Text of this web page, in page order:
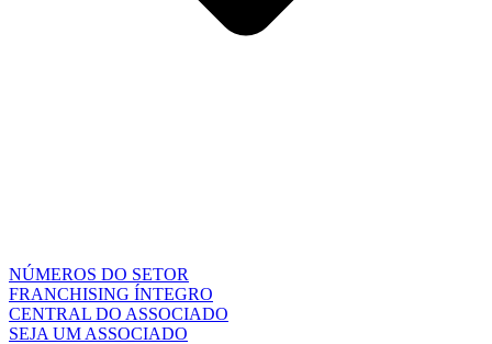
NÚMEROS DO SETOR
FRANCHISING ÍNTEGRO
CENTRAL DO ASSOCIADO
SEJA UM ASSOCIADO